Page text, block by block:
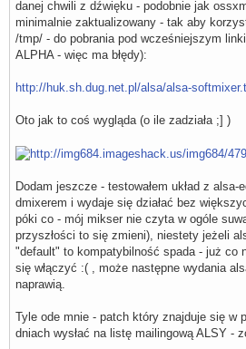
    type            softvol
    slave {
        pcm         "dmixer"
    }
    control {
        card        0
    type            softvol
    slave {
    }
    control {
name
        card        0
    }
}
pcm.softvol09 {
    type            softvol
        pcm         "dmixer"
    }
    control {
danej chwili z dźwięku - podobnie jak
minimalnie zaktualizowany - tak aby
/tmp/ - do pobrania pod wcześniejszym
ALPHA - więc ma błędy):
http://huk.sh.dug.net.pl/alsa/alsa-
Oto jak to coś wygląda (o ile zadziała ;] )
Dodam jeszcze - testowałem układ z
dmixerem i wydaje się działać bez
póki co - mój mikser nie czyta w ogóle
przyszłości to się zmieni), niestety jeżeli
"default" to kompatybilność spada - już co
się włączyć :( , może następne wydania
naprawią.
Tyle ode mnie - patch który znajduje się w
dniach wysłać na listę mailingową ALSY -